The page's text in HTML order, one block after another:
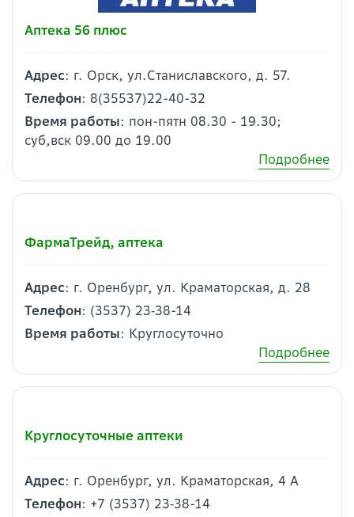
Аптека 56 плюс
Адрес: г. Орск, ул.Станиславского, д. 57.
Телефон: 8(35537)22-40-32
Время работы: пон-пятн 08.30 - 19.30;
суб,вск 09.00 до 19.00
Подробнее
ФармаТрейд, аптека
Адрес: г. Оренбург, ул. Краматорская, д. 28
Телефон: (3537) 23‑38-14
Время работы: Круглосуточно
Подробнее
Круглосуточные аптеки
Адрес: г. Оренбург, ул. Краматорская, 4 А
Телефон: +7 (3537) 23‑38-14